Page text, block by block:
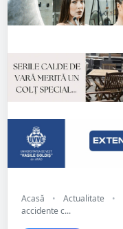
Acasă • Actualitate •
accidente c...